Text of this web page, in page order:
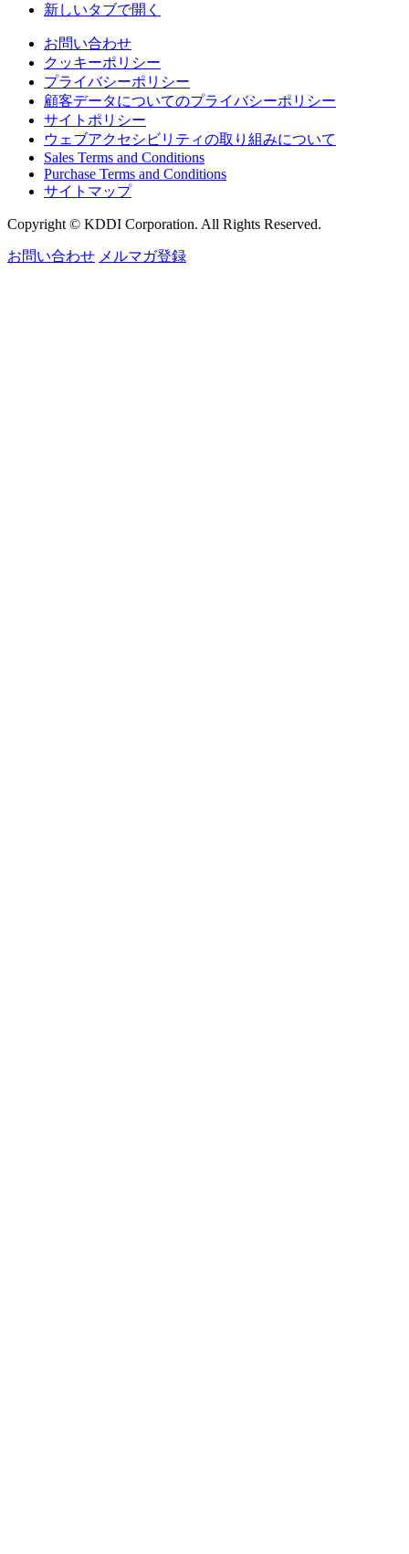
新しいタブで開く
お問い合わせ
クッキーポリシー
プライバシーポリシー
顧客データについてのプライバシーポリシー
サイトポリシー
ウェブアクセシビリティの取り組みについて
Sales Terms and Conditions
Purchase Terms and Conditions
サイトマップ
Copyright © KDDI Corporation. All Rights Reserved.
お問い合わせ メルマガ登録